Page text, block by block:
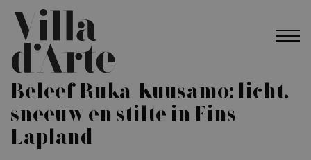
Beleef Ruka-Kuusamo: licht,
sneeuw en stilte in Fins
Lapland